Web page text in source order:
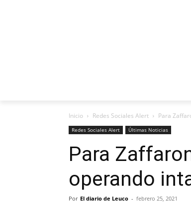
Inicio Redes Sociales Alert Para
Redes Sociales Alert Últimas Noticias
Para
operando
Por El diario de Leuco - febrero 25, 2021